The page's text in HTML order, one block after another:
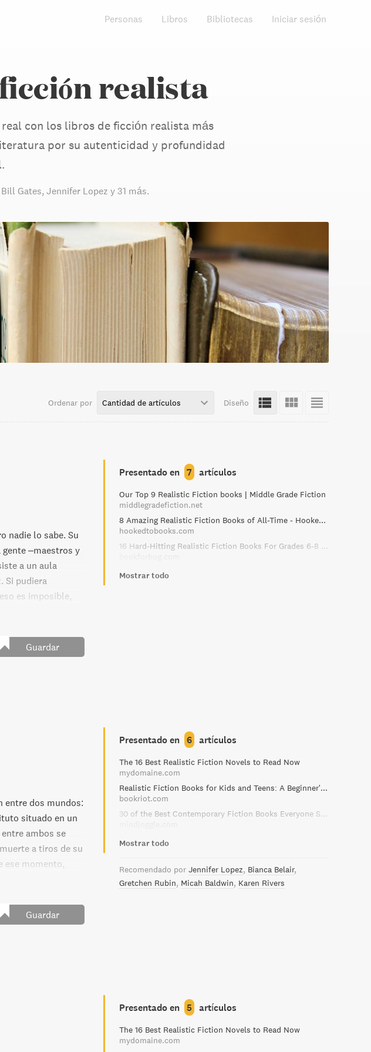
Personas Libros Bibliotecas Iniciar sesión
realista
con los libros de ficción realista más
por su autenticidad y profundidad
Bill Gates, Jennifer Lopez y 31 más.
Ordenar por Cantidad de artículos Diseño
nadie lo sabe. Su
–maestros y
a un aula
Si pudiera
es imposible,
ni casi nada.
lo que somos
de ser humanos.
Guardar
Presentado en 7 artículos
Our Top 9 Realistic Fiction books | Middle Grade Fiction
middlegradefiction.net
8 Amazing Realistic Fiction Books of All-Time - Hooked To Books
hookedtobooks.com
16 Hard-Hitting Realistic Fiction Books For Grades 6-8 (11-13 Yrs)
Mostrar todo
entre dos mundos:
situado en un
ambos se
a tiros de su
ese momento,
cambió su vida
para poner
Guardar
Presentado en 6 artículos
The 16 Best Realistic Fiction Novels to Read Now
mydomaine.com
Realistic Fiction Books for Kids and Teens: A Beginner's Guide
bookriot.com
30 of the Best Contemporary Fiction Books Everyone Should Read
Mostrar todo
Recomendado por Jennifer Lopez Bianca Belair
Gretchen Rubin Micah Baldwin Karen Rivers
Presentado en 5 artículos
The 16 Best Realistic Fiction Novels to Read Now
mydomaine.com